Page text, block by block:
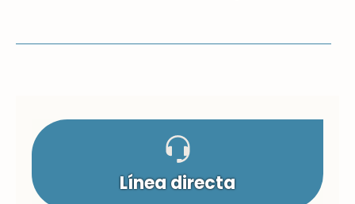
Línea directa